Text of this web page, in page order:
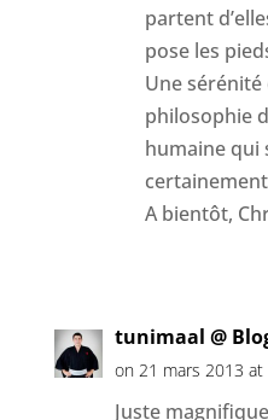
partent
pose les
Une
philosophie
humaine qui
A bientôt,
tunimaal @
on 21 mars 2013 at
Juste